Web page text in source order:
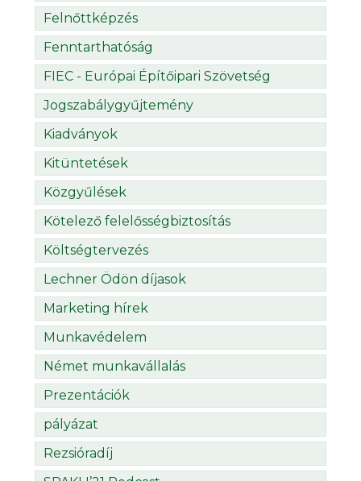
Felnőttképzés
Fenntarthatóság
FIEC - Európai Építőipari Szövetség
Jogszabálygyűjtemény
Kiadványok
Kitüntetések
Közgyűlések
Kötelező felelősségbiztosítás
Költségtervezés
Lechner Ödön díjasok
Marketing hírek
Munkavédelem
Német munkavállalás
Prezentációk
pályázat
Rezsióradíj